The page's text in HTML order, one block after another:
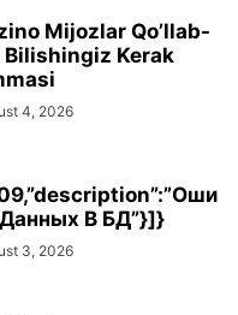
Mijozlar Qo’llab-
Kerak
4, 2026
В БД”}]}
3, 2026